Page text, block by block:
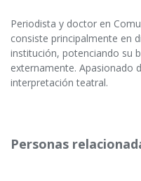
Periodista y doctor en
consiste principalmente en
institución, potenciando su
externamente. Apasionado
interpretación teatral.
Personas